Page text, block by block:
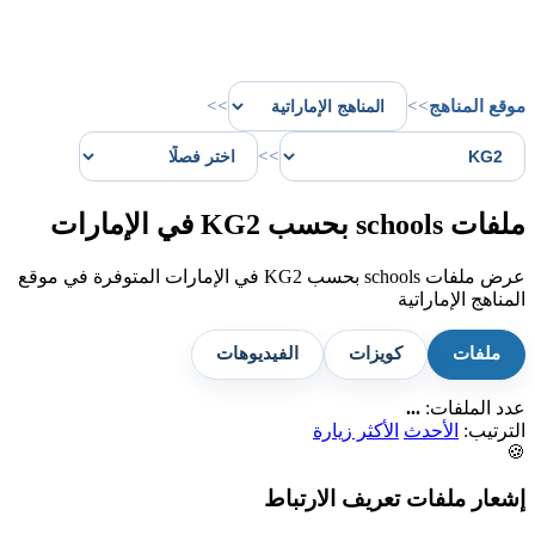
موقع المناهج>>
>>
>>
ملفات schools بحسب KG2 في الإمارات
عرض ملفات schools بحسب KG2 في الإمارات المتوفرة في موقع
المناهج الإماراتية
ملفات كويزات الفيديوهات
عدد الملفات: ...
الترتيب:
الأحدث
الأكثر زيارة
🍪
إشعار ملفات تعريف الارتباط